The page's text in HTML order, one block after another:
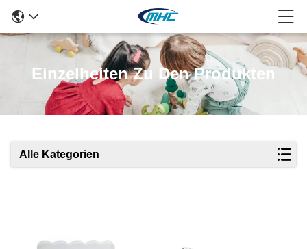
Einzelheiten Zu Den Produkten
Alle Kategorien